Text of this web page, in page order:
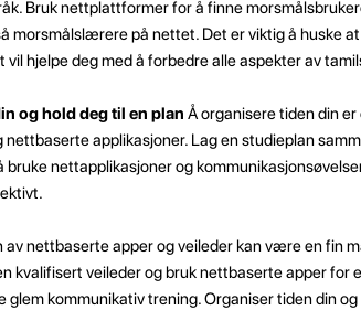
Bruk nettplattformer for å finne
morsmålslærere på nettet. Det er viktig å huske
hjelpe deg med å forbedre alle aspekter av
og hold deg til en plan Å organisere tiden din
nettbaserte applikasjoner. Lag en studieplan
bruke nettapplikasjoner og
av nettbaserte apper og veileder kan være en fin
kvalifisert veileder og bruk nettbaserte apper for
glem kommunikativ trening. Organiser tiden din